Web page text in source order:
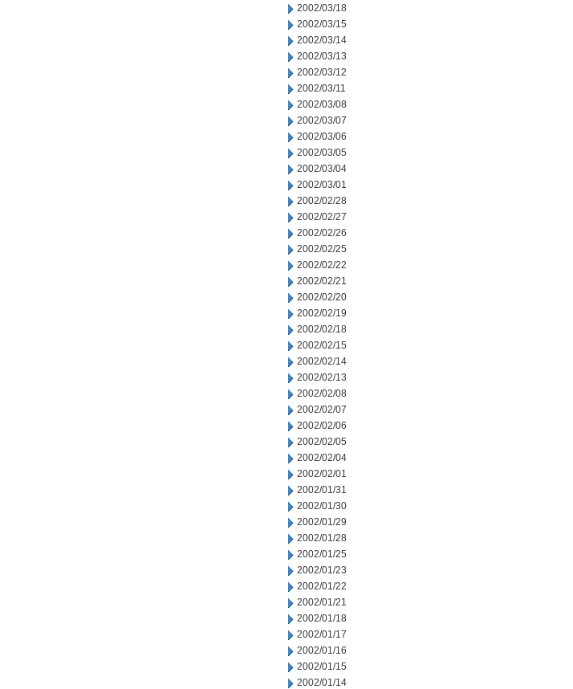
2002/03/18
2002/03/15
2002/03/14
2002/03/13
2002/03/12
2002/03/11
2002/03/08
2002/03/07
2002/03/06
2002/03/05
2002/03/04
2002/03/01
2002/02/28
2002/02/27
2002/02/26
2002/02/25
2002/02/22
2002/02/21
2002/02/20
2002/02/19
2002/02/18
2002/02/15
2002/02/14
2002/02/13
2002/02/08
2002/02/07
2002/02/06
2002/02/05
2002/02/04
2002/02/01
2002/01/31
2002/01/30
2002/01/29
2002/01/28
2002/01/25
2002/01/23
2002/01/22
2002/01/21
2002/01/18
2002/01/17
2002/01/16
2002/01/15
2002/01/14